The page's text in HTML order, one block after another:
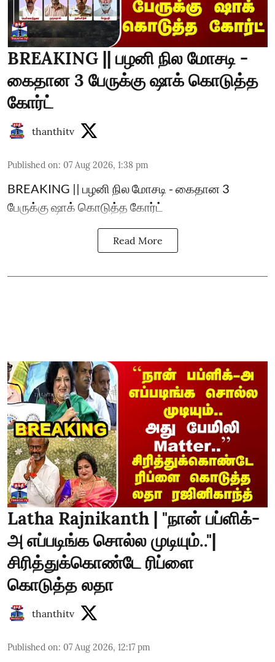
BREAKING || பழனி நில மோசடி -
கைதான 3 பேருக்கு ஷாக் கொடுத்த
கோர்ட்
thanthitv
Published on: 07 Aug 2026, 1:38 pm
BREAKING || பழனி நில மோசடி - கைதான 3
பேருக்கு ஷாக் கொடுத்த கோர்ட்
Read More
Latha Rajnikanth | "நான் பப்ளிக்-
அ எப்படிங்க சொல்ல முடியும்.."|
சிரித்துக்கொண்டே ரிப்ளை
கொடுத்த லதா
thanthitv
Published on: 07 Aug 2026, 12:17 pm